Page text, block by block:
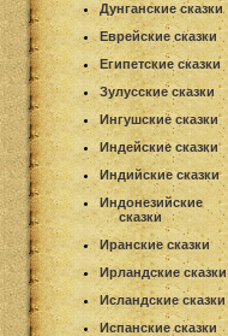
Дунганские сказки
Еврейские сказки
Египетские сказки
Зулусские сказки
Ингушские сказки
Индейские сказки
Индийские сказки
Индонезийские
сказки
Иранские сказки
Ирландские сказки
Исландские сказки
Испанские сказки